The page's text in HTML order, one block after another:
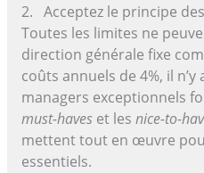
2. Acceptez le principe
Toutes les limites ne
direction générale fixe
coûts annuels de 4%, il n’y
managers exceptionnels
must-haveset les nice-to-
mettent tout en œuvre
essentiels.